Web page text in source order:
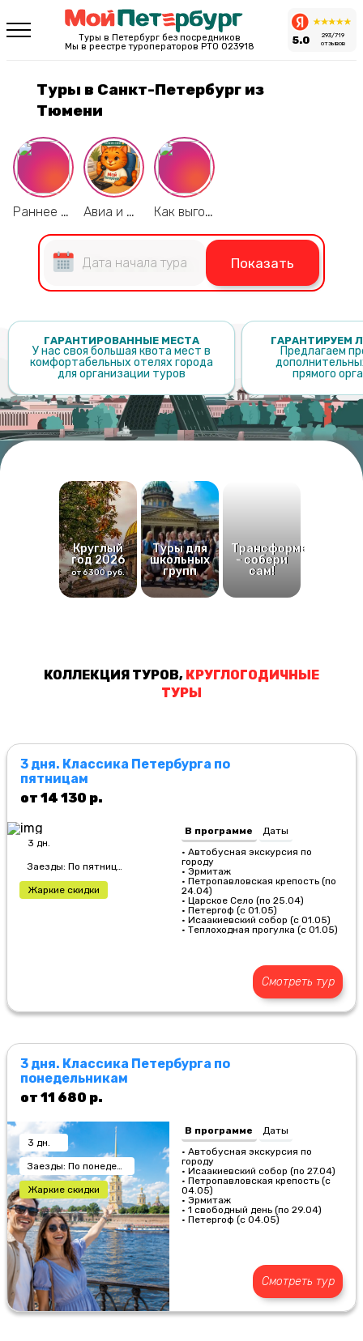
5.0
293/719
отзывов
Туры в Петербург без посредников
Мы в реестре туроператоров РТО 023918
Туры в Санкт-Петербург из
Тюмени
Раннее бронирование 2026 Авиа и Ж/Д по лучшим ценам Как выгоднее путешествовать?
Показать
ГАРАНТИРОВАННЫЕ МЕСТА
У нас своя большая квота мест в
комфортабельных отелях города
для организации туров
ГАРАНТИРУЕМ
Предлагаем
прямого
Круглый
год 2026
от 6300 руб.
Туры для
школьных
групп
Трансформер
- собери
сам!
КОЛЛЕКЦИЯ ТУРОВ, КРУГЛОГОДИЧНЫЕ
ТУРЫ
3 дня. Классика Петербурга по
пятницам
от 14 130 р.
3 дн.
Жаркие скидки
В программе
Даты
• Автобусная экскурсия по
городу
• Эрмитаж
• Петропавловская крепость (по
24.04)
• Царское Село (по 25.04)
• Петергоф (с 01.05)
• Исаакиевский собор (с 01.05)
• Теплоходная прогулка (с 01.05)
Смотреть тур
3 дня. Классика Петербурга по
понедельникам
от 11 680 р.
3 дн.
Заезды: По понедельникам
Жаркие скидки
В программе
Даты
• Автобусная экскурсия по
городу
• Исаакиевский собор (по 27.04)
• Петропавловская крепость (с
04.05)
• Эрмитаж
• 1 свободный день (по 29.04)
• Петергоф (с 04.05)
Смотреть тур